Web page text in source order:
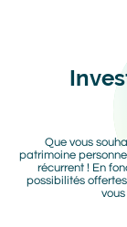
Que vous
patrimoine
récurrent ! En
possibilités